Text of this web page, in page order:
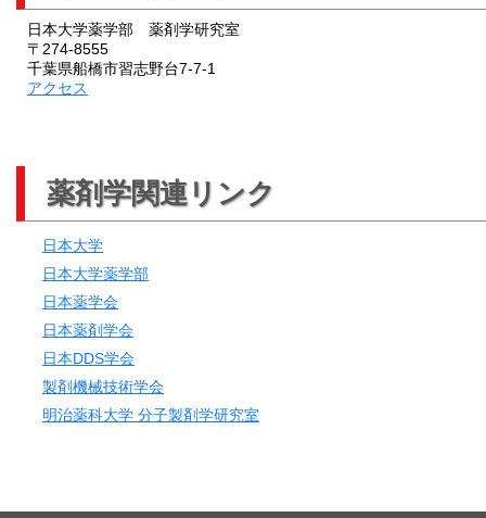
日本大学薬学部 薬剤学研究室
〒274-8555
千葉県船橋市習志野台7-7-1
アクセス
薬剤学関連リンク
日本大学
日本大学薬学部
日本薬学会
日本薬剤学会
日本DDS学会
製剤機械技術学会
明治薬科大学 分子製剤学研究室